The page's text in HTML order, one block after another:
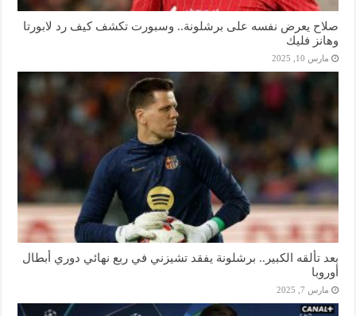
صلاح يعرض نفسه على برشلونة.. وسبورت تكشف كيف رد لابورتا
وهانز فليك
مارس 10, 2025
بعد تألقه الكبير.. برشلونة يفقد تشيزني في ربع نهائي دوري أبطال
أوروبا
مارس 7, 2025